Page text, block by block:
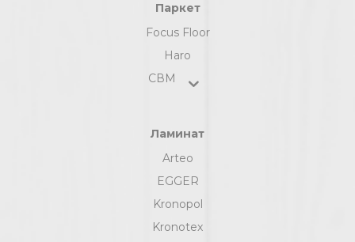
Паркет
Focus Floor
Haro
СВМ
Ламинат
Arteo
EGGER
Kronopol
Kronotex